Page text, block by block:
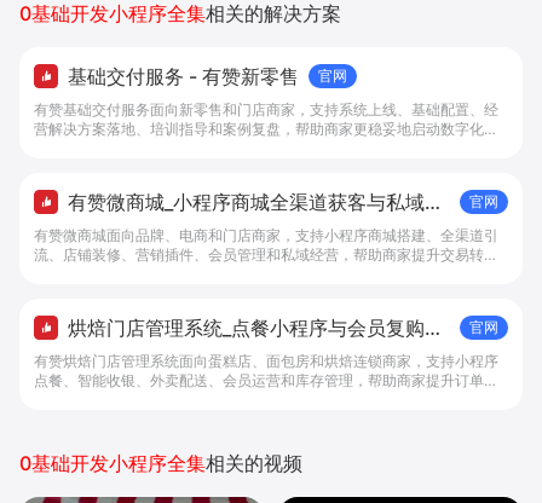
0基础开发小程序全集相关的解决方案
基础交付服务 - 有赞新零售
官网
有赞基础交付服务面向新零售和门店商家，支持系统上线、基础配置、经
营解决方案落地、培训指导和案例复盘，帮助商家更稳妥地启动数字化经
有赞微商城_小程序商城全渠道获客与私域复
购工具 - 做生意, 找有赞
官网
有赞微商城面向品牌、电商和门店商家，支持小程序商城搭建、全渠道引
流、店铺装修、营销插件、会员管理和私域经营，帮助商家提升交易转化
烘焙门店管理系统_点餐小程序与会员复购工
具 - 做生意, 找有赞
官网
有赞烘焙门店管理系统面向蛋糕店、面包房和烘焙连锁商家，支持小程序
点餐、智能收银、外卖配送、会员运营和库存管理，帮助商家提升订单转
0基础开发小程序全集相关的视频